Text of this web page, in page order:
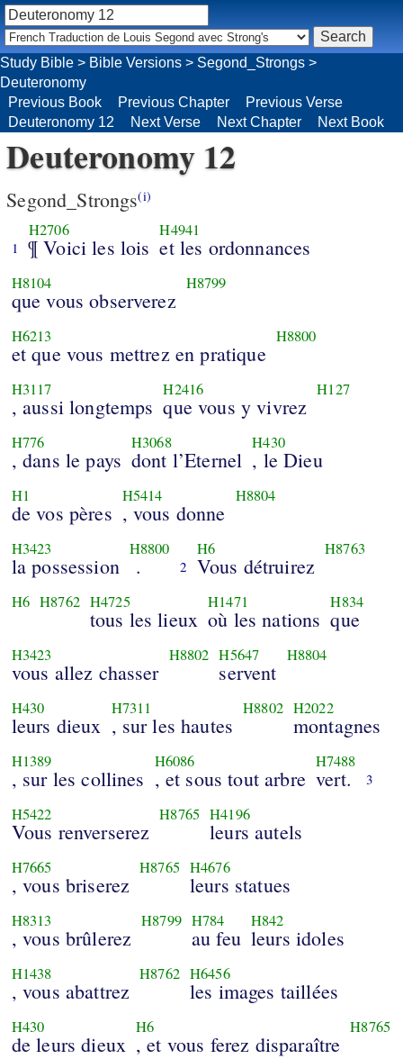
Study Bible > Bible Versions > Segond_Strongs >
Deuteronomy
Previous Book
Previous Chapter
Previous Verse
Deuteronomy 12
Next Verse Next Chapter Next Book
Deuteronomy 12
Segond_Strongs(i)
1
H2706
¶ Voici les lois
H4941
et les ordonnances
H8104
que vous observerez
H8799
H6213
et que vous mettrez en pratique
H8800
H3117
, aussi longtemps
H2416
que vous y vivrez
H127
H776
, dans le pays
H3068
dont l’Eternel
H430
, le Dieu
H1
de vos pères
H5414
, vous donne
H8804
H3423
la possession
H8800
. 2
H6
Vous détruirez
H8763
H6 H8762 H4725
tous les lieux
H1471
où les nations
H834
que
H3423
vous allez chasser
H8802 H5647
servent
H8804
H430
leurs dieux
H7311
, sur les hautes
H8802 H2022
montagnes
H1389
, sur les collines
H6086
, et sous tout arbre
H7488
vert. 3
H5422
Vous renverserez
H8765 H4196
leurs autels
H7665
, vous briserez
H8765 H4676
leurs statues
H8313
, vous brûlerez
H8799 H784
au feu
H842
leurs idoles
H1438
, vous abattrez
H8762 H6456
les images taillées
H430
de leurs dieux
H6
, et vous ferez disparaître
H8765